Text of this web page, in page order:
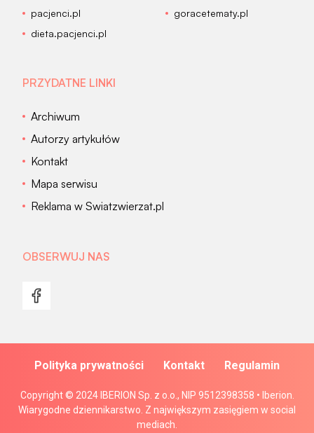
pacjenci.pl
goracetematy.pl
dieta.pacjenci.pl
PRZYDATNE LINKI
Archiwum
Autorzy artykułów
Kontakt
Mapa serwisu
Reklama w Swiatzwierzat.pl
OBSERWUJ NAS
Copyright © 2024 IBERION Sp. z o.o., NIP 9512398358 • Iberion.
Wiarygodne dziennikarstwo. Z największym zasięgiem w social
mediach.
Polityka prywatności Kontakt Regulamin